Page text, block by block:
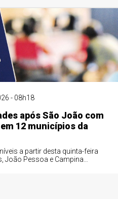
- 08h18
após São João com
12 municípios da
a partir desta quinta-feira
João Pessoa e Campina